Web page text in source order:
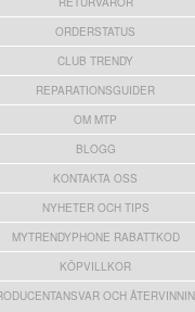
ORDERSTATUS
CLUB TRENDY
REPARATIONSGUIDER
OM MTP
BLOGG
KONTAKTA OSS
NYHETER OCH TIPS
MYTRENDYPHONE RABATTKOD
KÖPVILLKOR
OCH